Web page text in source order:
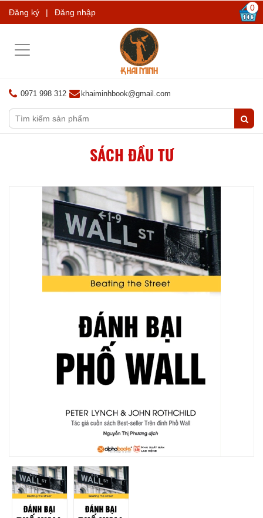
Đăng ký | Đăng nhập 0
Toggle
0971 998 312 khaiminhbook@gmail.com
SÁCH ĐẦU TƯ